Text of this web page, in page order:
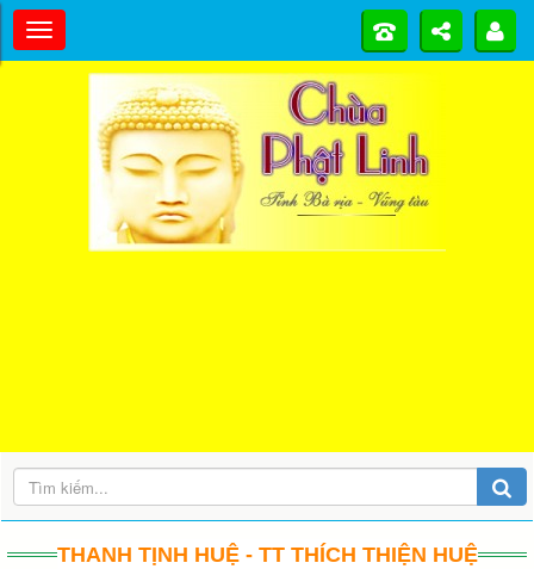
THANH TỊNH HUỆ - TT THÍCH THIỆN HUỆ